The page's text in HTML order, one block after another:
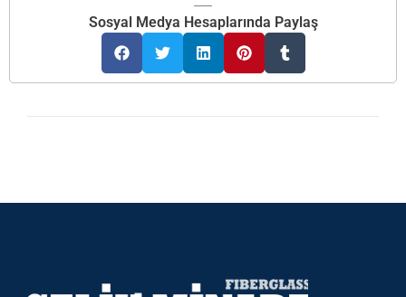
Sosyal Medya Hesaplarında Paylaş